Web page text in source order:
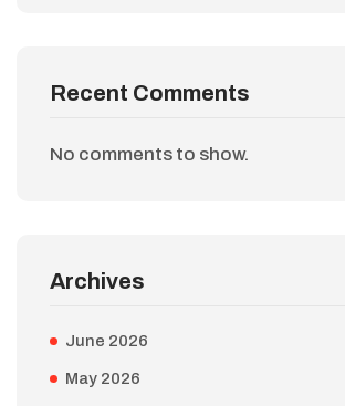
Recent Comments
No comments to show.
Archives
June 2026
May 2026